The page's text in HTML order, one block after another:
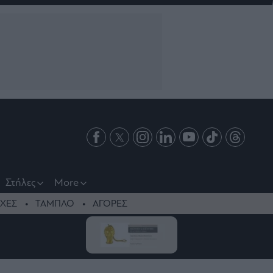
Στήλες More
ΤΑΜΠΛΟ ΑΓΟΡΕΣ